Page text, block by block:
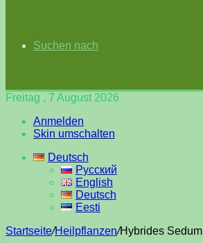
Suchen nach
Freitag , 7 August 2026
Anmelden
Skin umschalten
Deutsch
Русский
English
Deutsch
Eesti
Startseite/Heilpflanzen/Hybrides Sedum